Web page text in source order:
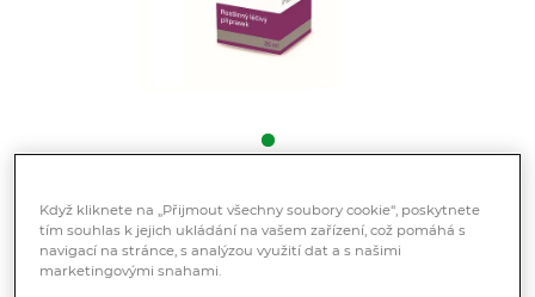
KALOBA perorální kapky 20 ml
Registrovaný léčivý přípravek
Když kliknete na „Přijmout všechny soubory cookie“, poskytnete
tím souhlas k jejich ukládání na vašem zařízení, což pomáhá s
navigací na stránce, s analýzou využití dat a s našimi
marketingovými snahami.